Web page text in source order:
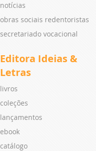
notícias
obras sociais redentoristas
secretariado vocacional
Editora Ideias &
Letras
livros
coleções
lançamentos
ebook
catálogo